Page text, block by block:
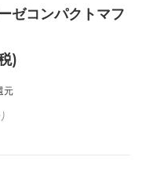
コンパクトマフ
)
元